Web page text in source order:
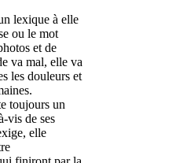
lexique à elle
ou le mot
et de
va mal, elle va
les douleurs et
toujours un
vis de ses
elle